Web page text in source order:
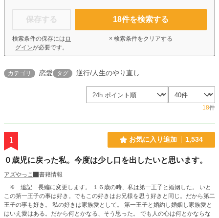
保存する
検索条件の保存には ロ
グインが必要です。
18件を検索する
× 検索条件をクリアする
カテゴリ 恋愛 タグ 逆行/人生のやり直し
18件
1 お気に入り追加 1,534
０歳児に戻った私。今度は少し口を出したいと思います。
アズやっこ
書籍情報
❈ 追記 長編に変更します。 １６歳の時、私は第一王子と婚姻した。 いと
この第一王子の事は好き。でもこの好きはお兄様を思う好きと同じ。だから第二
王子の事も好き。 私の好きは家族愛として。 第一王子と婚約し婚姻し家族愛と
はいえ愛はある。だから何とかなる、そう思った。 でも人の心は何とかならな